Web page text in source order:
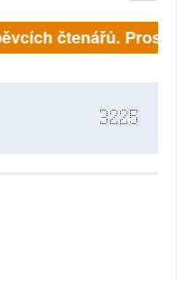
čtenářů.
3225